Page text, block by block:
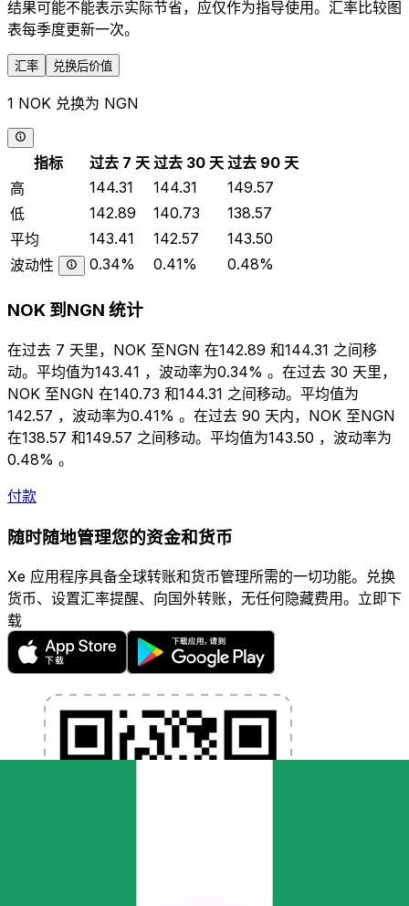
结果可能不能表示实际节省，应仅作为指导使用。汇率比较图
表每季度更新一次。
汇率 兑换后价值
1 NOK 兑换为 NGN
指标 过去 7 天 过去 30 天 过去 90 天
高
144.31 144.31
149.57
低
142.89 140.73
138.57
平均
143.41 142.57
143.50
波动性
0.34% 0.41% 0.48%
NOK 到NGN 统计
在过去 7 天里，NOK 至NGN 在142.89 和144.31 之间移
动。平均值为143.41 ，波动率为0.34% 。在过去 30 天里，
NOK 至NGN 在140.73 和144.31 之间移动。平均值为
142.57 ，波动率为0.41% 。在过去 90 天内，NOK 至NGN
在138.57 和149.57 之间移动。平均值为143.50 ，波动率为
0.48% 。
付款
随时随地管理您的资金和货币
Xe 应用程序具备全球转账和货币管理所需的一切功能。兑换
货币、设置汇率提醒、向国外转账，无任何隐藏费用。立即下
载